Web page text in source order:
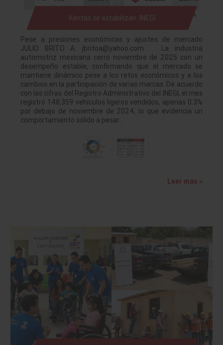
Ventas se estabilizan: INEGI
Pese a presiones económicas y ajustes de mercado
JULIO BRITO A. jbritoa@yahoo.com La industria
automotriz mexicana cerró noviembre de 2025 con un
desempeño estable, confirmando que el mercado se
mantiene dinámico pese a los retos económicos y a los
cambios en la participación de varias marcas. De acuerdo
con las cifras del Registro Administrativo del INEGI, el mes
registró 148,359 vehículos ligeros vendidos, apenas 0.3%
por debajo de noviembre de 2024, lo que evidencia un
comportamiento sólido a pesar…
Leer más »